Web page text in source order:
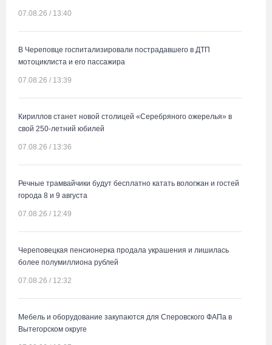
07.08.26 / 13:40
В Череповце госпитализировали пострадавшего в ДТП
мотоциклиста и его пассажира
07.08.26 / 13:39
Кириллов станет новой столицей «Серебряного ожерелья» в
свой 250-летний юбилей
07.08.26 / 13:36
Речные трамвайчики будут бесплатно катать вологжан и гостей
города 8 и 9 августа
07.08.26 / 12:49
Череповецкая пенсионерка продала украшения и лишилась
более полумиллиона рублей
07.08.26 / 12:32
Мебель и оборудование закупаются для Сперовского ФАПа в
Вытегорском округе